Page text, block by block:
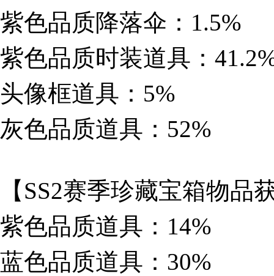
紫色品质降落伞：1.5%
紫色品质时装道具：
头像框道具：5%
灰色品质道具：52%
【SS2赛季珍藏宝箱物品
紫色品质道具：14%
蓝色品质道具：30%